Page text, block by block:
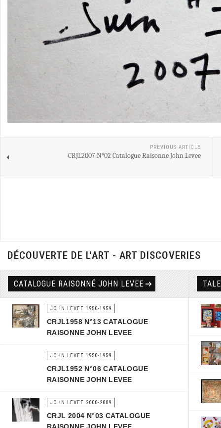
PREVIOUS ARTICLE
CRJL2007 N°02 Catalogue Raisonne John Levee
DÉCOUVERTE DE L'ART - ART DISCOVERIES
CATALOGUE RAISONNÉ JOHN LEVEE
JOHN LEVEE 1950-1959
CRJL1958 N°13 CATALOGUE
RAISONNE JOHN LEVEE
JOHN LEVEE 1950-1959
CRJL1952 N°06 CATALOGUE
RAISONNE JOHN LEVEE
JOHN LEVEE 2000-2009
CRJL 2004 N°03 CATALOGUE